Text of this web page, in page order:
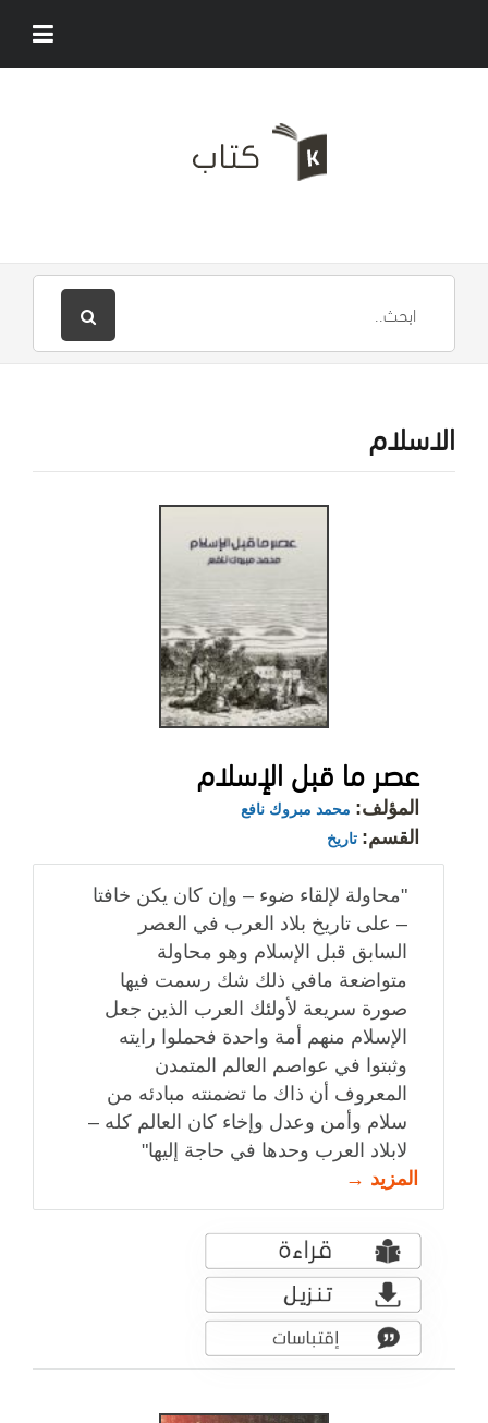
الاسلام
عصر ما قبل الإسلام
المؤلف: محمد مبروك نافع
القسم: تاريخ
"محاولة لإلقاء ضوء – وإن كان يكن خافتا
– على تاريخ بلاد العرب في العصر
السابق قبل الإسلام وهو محاولة
متواضعة مافي ذلك شك رسمت فيها
صورة سريعة لأولئك العرب الذين جعل
الإسلام منهم أمة واحدة فحملوا رايته
وثبتوا في عواصم العالم المتمدن
المعروف أن ذاك ما تضمنته مبادئه من
سلام وأمن وعدل وإخاء كان العالم كله –
لابلاد العرب وحدها في حاجة إليها"
المزيد →